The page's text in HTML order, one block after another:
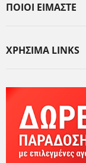
ΠΟΙΟΙ ΕΙΜΑΣΤΕ
ΧΡΗΣΙΜΑ LINKS